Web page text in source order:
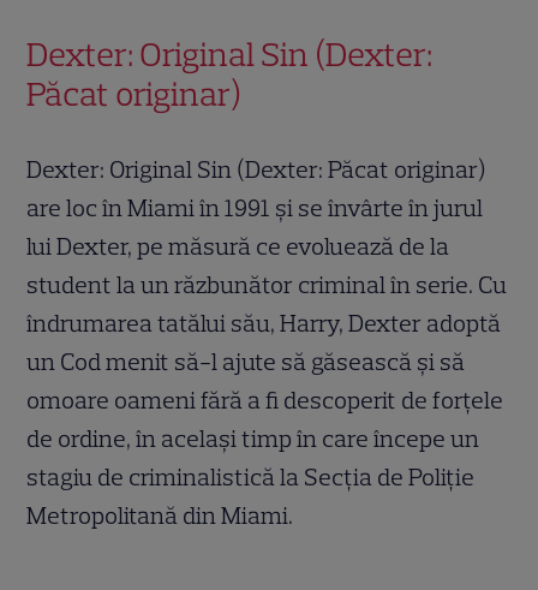
Dexter: Original Sin (Dexter:
Păcat originar)
Dexter: Original Sin (Dexter: Păcat originar)
are loc în Miami în 1991 și se învârte în jurul
lui Dexter, pe măsură ce evoluează de la
student la un răzbunător criminal în serie. Cu
îndrumarea tatălui său, Harry, Dexter adoptă
un Cod menit să-l ajute să găsească și să
omoare oameni fără a fi descoperit de forțele
de ordine, în același timp în care începe un
stagiu de criminalistică la Secția de Poliție
Metropolitană din Miami.